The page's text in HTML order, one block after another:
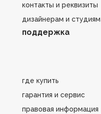
контакты и реквизиты
дизайнерам и студиям
поддержка
где купить
гарантия и сервис
правовая информация